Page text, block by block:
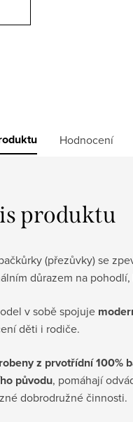
Hodnocení
produktu
(přezůvky) se
důrazem na
v sobě spojuje
děti i rodiče.
z prvotřídní 100%
původu, pomáhají
dobrodružné činnosti.